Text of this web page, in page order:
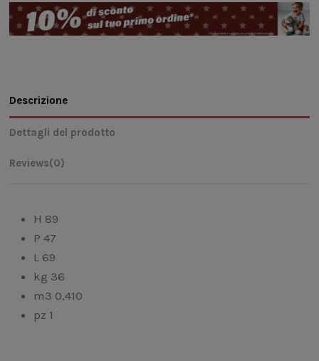
Descrizione
Dettagli del prodotto
Reviews(0)
H 89
P 47
L 69
kg 36
m3 0,410
pz 1